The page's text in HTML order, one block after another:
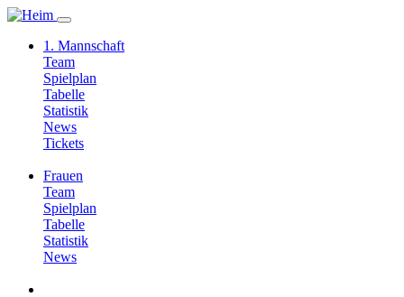
1. Mannschaft
Team
Spielplan
Tabelle
Statistik
News
Tickets
Frauen
Team
Spielplan
Tabelle
Statistik
News